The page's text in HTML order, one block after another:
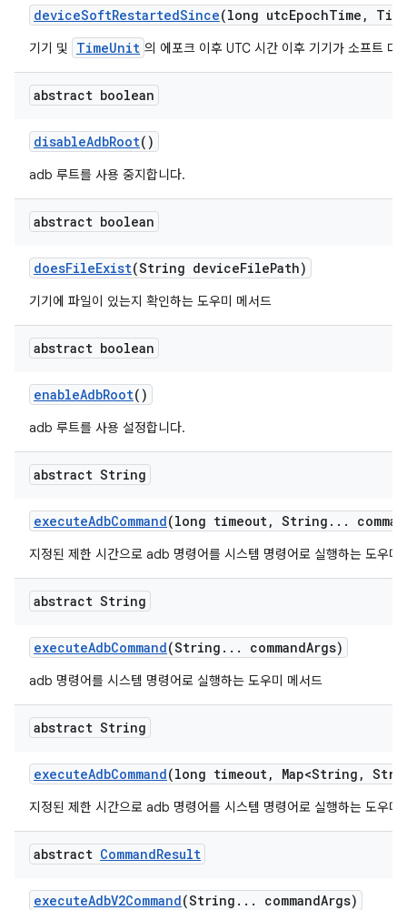
deviceSoftRestartedSince(long utcEpochTime ,
기기 및 TimeUnit 의 에포크 이후 UTC 시간 이후 기기가 소프트 다
abstract boolean
disableAdbRoot()
adb 루트를 사용 중지합니다.
abstract boolean
doesFileExist(String deviceFilePath)
기기에 파일이 있는지 확인하는 도우미 메서드
abstract boolean
enableAdbRoot()
adb 루트를 사용 설정합니다.
abstract String
executeAdbCommand(long timeout, String . . .
지정된 제한 시간으로 adb 명령어를 시스템 명령어로 실행하는 도우미
abstract String
executeAdbCommand(String . . . commandArgs)
adb 명령어를 시스템 명령어로 실행하는 도우미 메서드
abstract String
executeAdbCommand(long timeout, Map<String ,
지정된 제한 시간으로 adb 명령어를 시스템 명령어로 실행하는 도우미
abstract CommandResult
executeAdbV2Command(String . . . commandArgs)